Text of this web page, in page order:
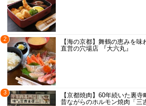
2
【海の京都】舞鶴の恵みを
直営の穴場店 『大六丸』
3
【京都焼肉】60年続いた裏
昔ながらのホルモン焼肉「三